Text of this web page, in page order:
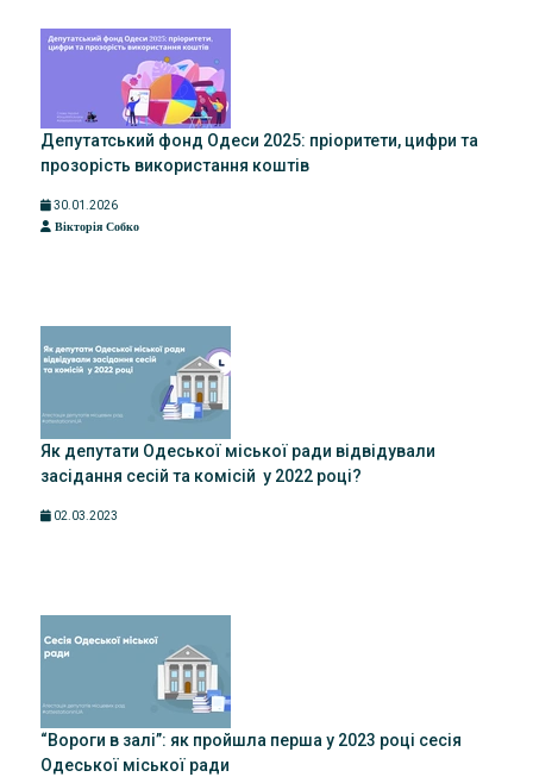
Депутатський фонд Одеси 2025: пріоритети, цифри та
прозорість використання коштів
30.01.2026
Вікторія Собко
Як депутати Одеської міської ради відвідували
засідання сесій та комісій у 2022 році?
02.03.2023
“Вороги в залі”: як пройшла перша у 2023 році сесія
Одеської міської ради